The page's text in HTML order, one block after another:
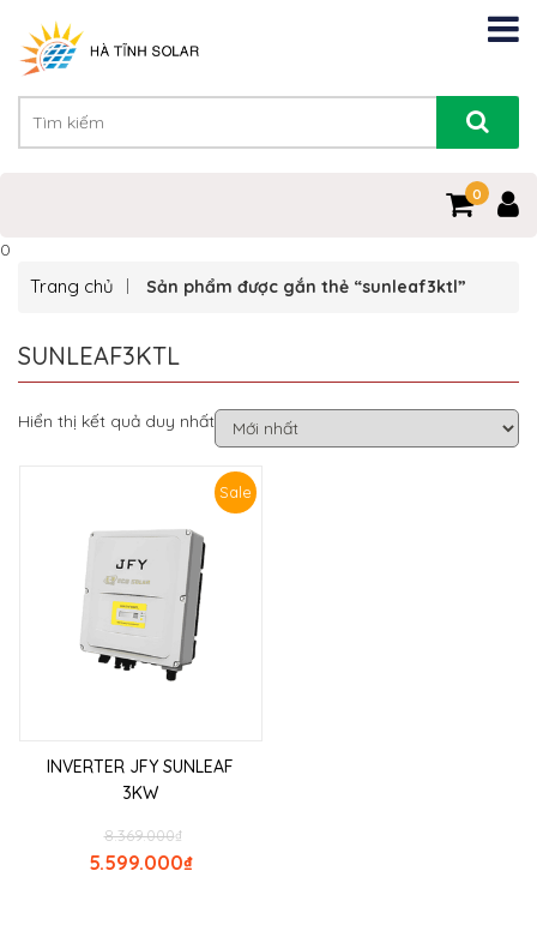
0
0
Trang chủ Sản phẩm được gắn thẻ “sunleaf3ktl”
SUNLEAF3KTL
Hiển thị kết quả duy nhất
Sale
INVERTER JFY SUNLEAF
3KW
₫
8.369.000
₫
5.599.000